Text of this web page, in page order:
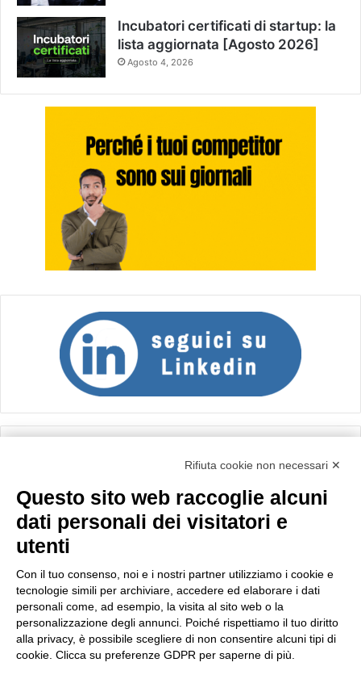
Incubatori certificati di startup: la
lista aggiornata [Agosto 2026]
Agosto 4, 2026
Importo netto (€):
Calcola
Rifiuta cookie non necessari ✕
Questo sito web raccoglie alcuni
dati personali dei visitatori e
utenti
Con il tuo consenso, noi e i nostri partner utilizziamo i cookie e
tecnologie simili per archiviare, accedere ed elaborare i dati
personali come, ad esempio, la visita al sito web o la
personalizzazione degli annunci. Poiché rispettiamo il tuo diritto
alla privacy, è possibile scegliere di non consentire alcuni tipi di
cookie. Clicca su preferenze GDPR per saperne di più.